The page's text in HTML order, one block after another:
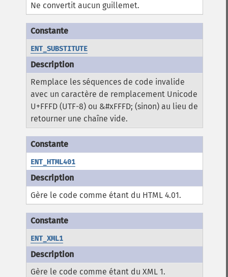
Ne convertit aucun guillemet.
ENT_SUBSTITUTE
Remplace les séquences de code invalide
avec un caractère de remplacement Unicode
U+FFFD (UTF-8) ou &#xFFFD; (sinon) au lieu de
retourner une chaîne vide.
ENT_HTML401
Gère le code comme étant du HTML 4.01.
ENT_XML1
Gère le code comme étant du XML 1.